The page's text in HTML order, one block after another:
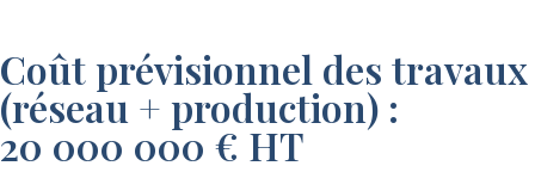
Coût prévisionnel des travaux
(réseau + production) :
20 000 000 € HT